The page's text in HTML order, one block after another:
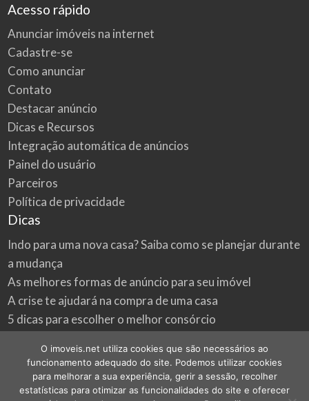
Acesso rápido
Anunciar imóveis na internet
Cadastre-se
Como anunciar
Contato
Destacar anúncio
Dicas e Recursos
Integração automática de anúncios
Painel do usuário
Parceiros
Política de privacidade
Dicas
Indo para uma nova casa? Saiba como se planejar durante
a mudança
As melhores formas de anúncio para seu imóvel
A crise te ajudará na compra de uma casa
5 dicas para escolher o melhor consórcio
Onde procurar as melhores oportunidades do mercado
imobiliário
O imoveis.net utiliza cookies que são necessários ao
funcionamento adequado do site. Podemos utilizar cookies
para melhorar a sua experiência, gerir a sessão, recolher
estatísticas para otimizar as funcionalidades do site e oferecer